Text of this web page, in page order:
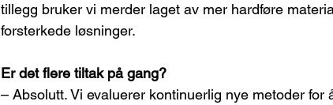
tillegg bruker vi merder laget av mer hardføre
forsterkede løsninger.
Er det flere tiltak på gang?
– Absolutt. Vi evaluerer kontinuerlig nye metoder